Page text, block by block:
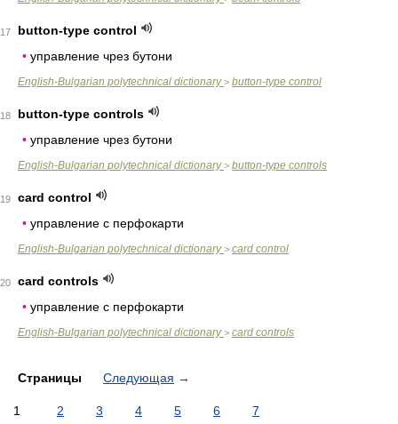
17
button-type control
• управление чрез бутони
English-Bulgarian polytechnical dictionary> button-type control
18
button-type controls
• управление чрез бутони
English-Bulgarian polytechnical dictionary> button-type controls
19
card control
• управление с перфокарти
English-Bulgarian polytechnical dictionary> card control
20
card controls
• управление с перфокарти
English-Bulgarian polytechnical dictionary> card controls
Страницы Следующая →
1 2 3 4 5 6 7